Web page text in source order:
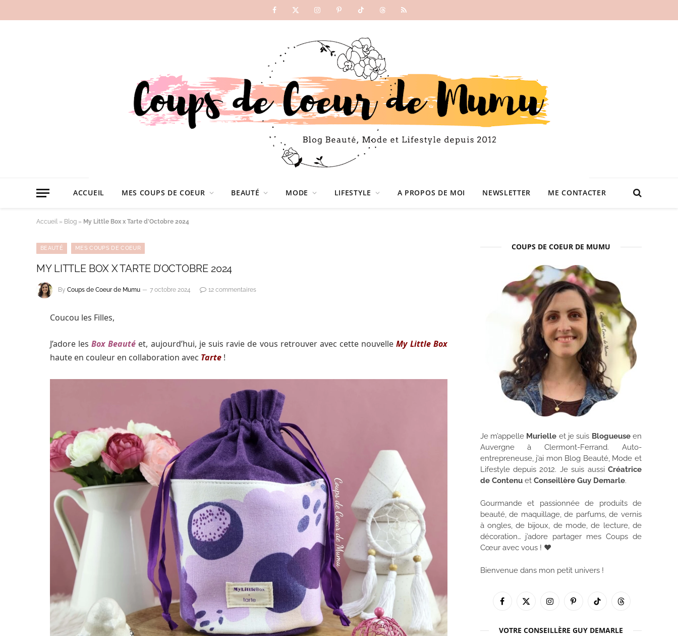
Facebook
X
InstagramPinterestTikTokThreadsRSS
ACCUEIL MES COUPS DE COEUR BEAUTÉ MODE LIFESTYLE A PROPOS DE MOI NEWSLETTER ME CONTACTER
Accueil » Blog » My Little Box x Tarte d’Octobre 2024
BEAUTÉ MES COUPS DE COEUR
MY LITTLE BOX X TARTE D’OCTOBRE 2024
By Coups de Coeur de Mumu 7 octobre 2024 12 commentaires
Coucou les Filles,
J’adore lesBox Beauté et, aujourd’hui, je suis ravie de vous retrouver avec cette nouvelleMy Little Box
haute en couleur en collaboration avec Tarte!
COUPS DE COEUR DE MUMU
Je m’appelle Murielle et je suis Blogueuseen
Auvergne à Clermont-Ferrand. Auto-
entrepreneuse, j’ai mon Blog Beauté, Mode et
Lifestyle depuis 2012. Je suis aussi Créatrice
de Contenuet Conseillère Guy Demarle.
Gourmande et passionnée de produits de
beauté, de maquillage, de parfums, de vernis
à ongles, de bijoux, de mode, de lecture, de
décoration… j’adore partager mes Coups de
Cœur avec vous ! ♥
Bienvenue dans mon petit univers !
Facebook
X
InstagramPinterestTikTok Threads
VOTRE CONSEILLÈRE GUY DEMARLE